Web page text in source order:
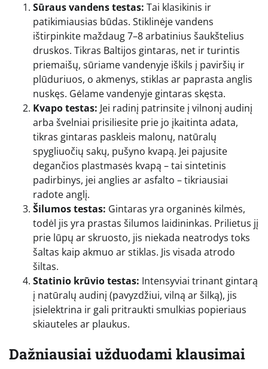
Sūraus vandens testas: Tai klasikinis ir
patikimiausias būdas. Stiklinėje vandens
ištirpinkite maždaug 7–8 arbatinius šaukštelius
druskos. Tikras Baltijos gintaras, net ir turintis
priemaišų, sūriame vandenyje iškils į paviršių ir
plūduriuos, o akmenys, stiklas ar paprasta anglis
nuskęs. Gėlame vandenyje gintaras skęsta.
Kvapo testas: Jei radinį patrinsite į vilnonį audinį
arba švelniai prisiliesite prie jo įkaitinta adata,
tikras gintaras paskleis malonų, natūralų
spygliuočių sakų, pušyno kvapą. Jei pajusite
degančios plastmasės kvapą – tai sintetinis
padirbinys, jei anglies ar asfalto – tikriausiai
radote anglį.
Šilumos testas: Gintaras yra organinės kilmės,
todėl jis yra prastas šilumos laidininkas. Prilietus jį
prie lūpų ar skruosto, jis niekada neatrodys toks
šaltas kaip akmuo ar stiklas. Jis visada atrodo
šiltas.
Statinio krūvio testas: Intensyviai trinant gintarą
į natūralų audinį (pavyzdžiui, vilną ar šilką), jis
įsielektrina ir gali pritraukti smulkias popieriaus
skiauteles ar plaukus.
Dažniausiai užduodami klausimai